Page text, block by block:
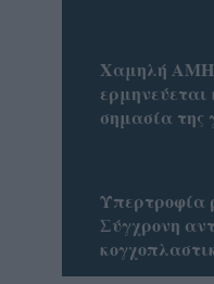
Χαμηλή
ερμηνεύεται
σημασία της
Υπερτροφία
Σύγχρονη